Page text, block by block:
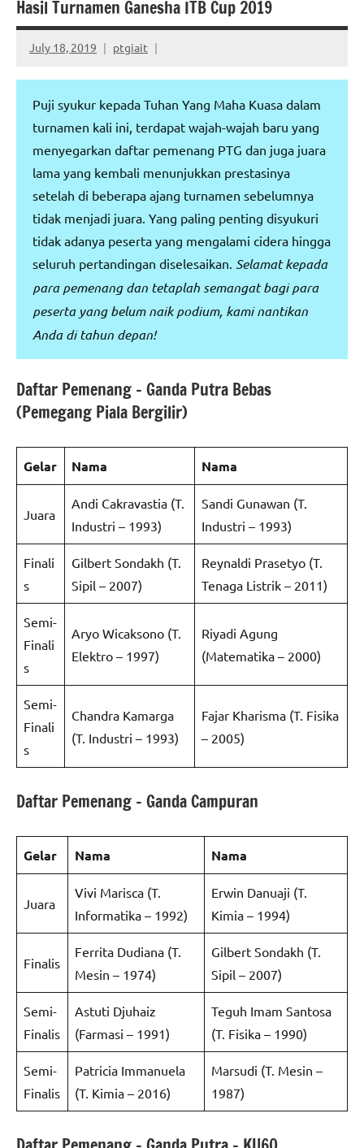
Hasil Turnamen Ganesha ITB Cup 2019
July 18, 2019 ptgiait
Puji syukur kepada Tuhan Yang Maha Kuasa dalam
turnamen kali ini, terdapat wajah-wajah baru yang
menyegarkan daftar pemenang PTG dan juga juara
lama yang kembali menunjukkan prestasinya
setelah di beberapa ajang turnamen sebelumnya
tidak menjadi juara. Yang paling penting disyukuri
tidak adanya peserta yang mengalami cidera hingga
seluruh pertandingan diselesaikan. Selamat kepada
para pemenang dan tetaplah semangat bagi para
peserta yang belum naik podium, kami nantikan
Anda di tahun depan!
Daftar Pemenang – Ganda Putra Bebas
(Pemegang Piala Bergilir)
Gelar Nama Nama
Juara
Andi Cakravastia (T.
Industri – 1993)
Sandi Gunawan (T.
Industri – 1993)
Finali
s
Gilbert Sondakh (T.
Sipil – 2007)
Reynaldi Prasetyo (T.
Tenaga Listrik – 2011)
Semi-
Finali
s
Aryo Wicaksono (T.
Elektro – 1997)
Riyadi Agung
(Matematika – 2000)
Semi-
Finali
s
Chandra Kamarga
(T. Industri – 1993)
Fajar Kharisma (T. Fisika
– 2005)
Daftar Pemenang – Ganda Campuran
Gelar Nama Nama
Juara
Vivi Marisca (T.
Informatika – 1992)
Erwin Danuaji (T.
Kimia – 1994)
Finalis
Ferrita Dudiana (T.
Mesin – 1974)
Gilbert Sondakh (T.
Sipil – 2007)
Semi-
Finalis
Astuti Djuhaiz
(Farmasi – 1991)
Teguh Imam Santosa
(T. Fisika – 1990)
Semi-
Finalis
Patricia Immanuela
(T. Kimia – 2016)
Marsudi (T. Mesin –
1987)